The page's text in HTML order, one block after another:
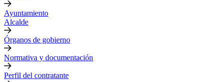
Ayuntamiento
Alcalde
Órganos de gobierno
Normativa y documentación
Perfil del contratante